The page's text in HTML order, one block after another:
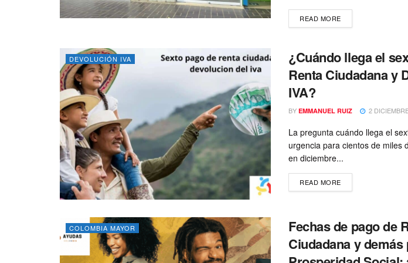
READ MORE
DEVOLUCIÓN IVA
¿Cuándo llega el
Renta Ciudadana y
IVA?
BY EMMANUEL RUIZ 2
La pregunta cuándo llega el
urgencia para cientos de miles
en diciembre...
READ MORE
COLOMBIA MAYOR
Fechas de pago de
Ciudadana y